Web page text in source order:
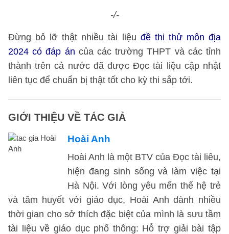
-/-
Đừng bỏ lỡ thật nhiều tài liệu đề thi thử môn địa
2024 có đáp án của các trường THPT và các tỉnh
thành trên cả nước đã được Đọc tài liệu cập nhật
liên tục để chuẩn bị thật tốt cho kỳ thi sắp tới.
GIỚI THIỆU VỀ TÁC GIẢ
Hoài Anh
Hoài Anh là một BTV của Đọc tài liêu,
hiện đang sinh sống và làm việc tại
Hà Nội. Với lòng yêu mến thế hệ trẻ
và tâm huyết với giáo dục, Hoài Anh dành nhiều
thời gian cho sở thích đặc biệt của mình là sưu tầm
tài liệu về giáo dục phổ thông: Hỗ trợ giải bài tập